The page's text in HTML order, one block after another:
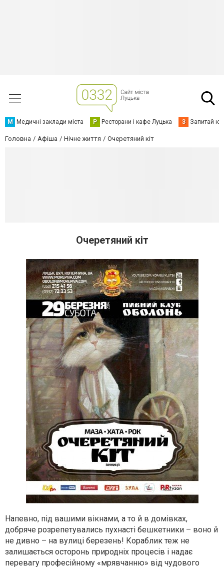
М Медичні заклади міста Р Ресторани і кафе Луцька З Запитай
Головна Афіша Нічне життя Очеретяний кіт
Очеретяний кіт
Напевно, під вашими вікнами, а то й в домівках,
добряче розрепетувались пухнасті бешкетники – воно й
не дивно – на вулиці березень! Кораблик теж не
залишається осторонь природніх процесів і надає
перевагу професійному «мрявчанню» від чудового